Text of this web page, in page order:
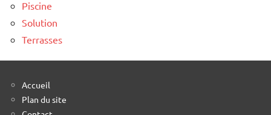
Piscine
Solution
Terrasses
Accueil
Plan du site